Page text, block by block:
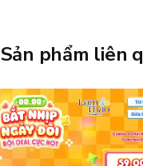
Sản phẩm liên